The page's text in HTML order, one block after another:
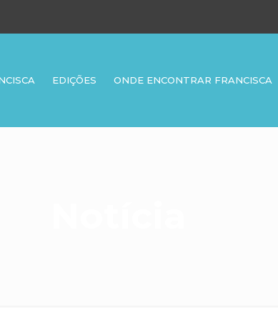
EDIÇÕES ONDE ENCONTRAR FRANCISCA